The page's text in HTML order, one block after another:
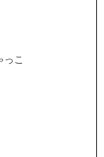
っこ